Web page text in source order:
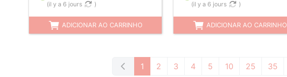
(il y a 6 jours )
ADICIONAR AO CARRINHO
(il y a 6 jours )
ADICIONAR AO CARRINHO
1 2 3 4 5 10 25 35